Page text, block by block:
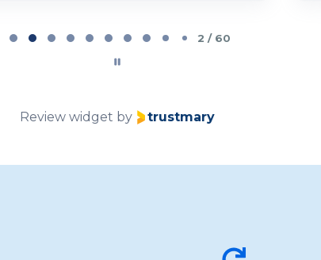
2 / 60
Review widget by trustmary